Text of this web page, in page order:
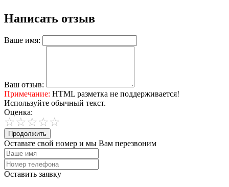
Написать отзыв
Ваше имя:
Ваш отзыв:
Примечание: HTML разметка не поддерживается!
Используйте обычный текст.
Оценка:
Продолжить
Оставьте свой номер и мы Вам перезвоним
Оставить заявку